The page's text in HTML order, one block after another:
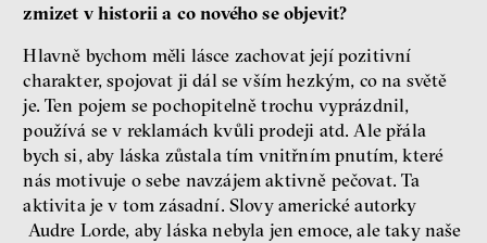
zmizet v historii a co nového se objevit?
Hlavně bychom měli lásce zachovat její pozitivní
charakter, spojovat ji dál se vším hezkým, co na světě
je. Ten pojem se pochopitelně trochu vyprázdnil,
používá se v reklamách kvůli prodeji atd. Ale přála
bych si, aby láska zůstala tím vnitřním pnutím, které
nás motivuje o sebe navzájem aktivně pečovat. Ta
aktivita je v tom zásadní. Slovy americké autorky
Audre Lorde, aby láska nebyla jen emoce, ale taky naše